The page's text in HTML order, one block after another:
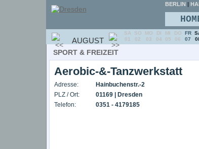
SPORT & FREIZEIT
Aerobic-&-Tanzwerkstatt
Adresse:
Hainbuchenstr.-2
PLZ / Ort:
01169 | Dresden
Telefon:
0351 - 4179185
BERLIN |
AUGUST
SA
01
SO
02
MO
03
DI
04
MI
05
DO
06
FR
07